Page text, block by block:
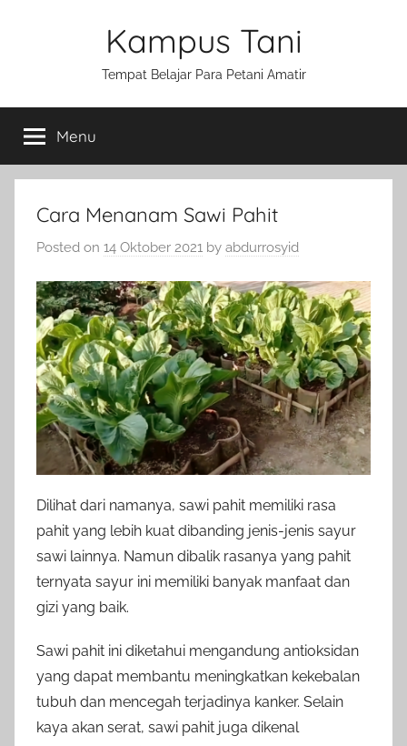
Kampus Tani
Tempat Belajar Para Petani Amatir
Menu
Cara Menanam Sawi Pahit
Posted on 14 Oktober 2021 by abdurrosyid
Dilihat dari namanya, sawi pahit memiliki rasa
pahit yang lebih kuat dibanding jenis-jenis sayur
sawi lainnya. Namun dibalik rasanya yang pahit
ternyata sayur ini memiliki banyak manfaat dan
gizi yang baik.
Sawi pahit ini diketahui mengandung antioksidan
yang dapat membantu meningkatkan kekebalan
tubuh dan mencegah terjadinya kanker. Selain
kaya akan serat, sawi pahit juga dikenal